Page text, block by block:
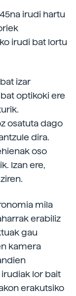
irudi hartu
irudi bat lortu
izar
optikoki ere
osatuta dago
dira.
oso
Izan ere,
mila
erabiliz
gau
kamera
lor bait
erakutsiko